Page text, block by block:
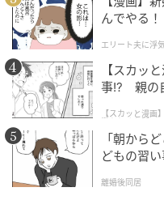
んでやる
エリート夫に浮
【スカッ
事!? 親の
【スカッと漫画
懲らしめた話
「朝から
どもの習
離婚後同居